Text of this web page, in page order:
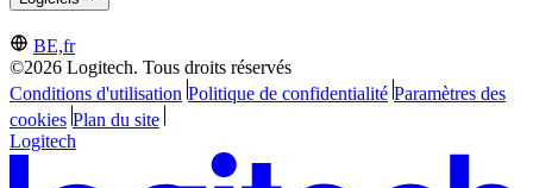
BE,fr
©2026 Logitech. Tous droits réservés
Conditions d'utilisation Politique de confidentialité Paramètres des
cookies Plan du site
Logitech